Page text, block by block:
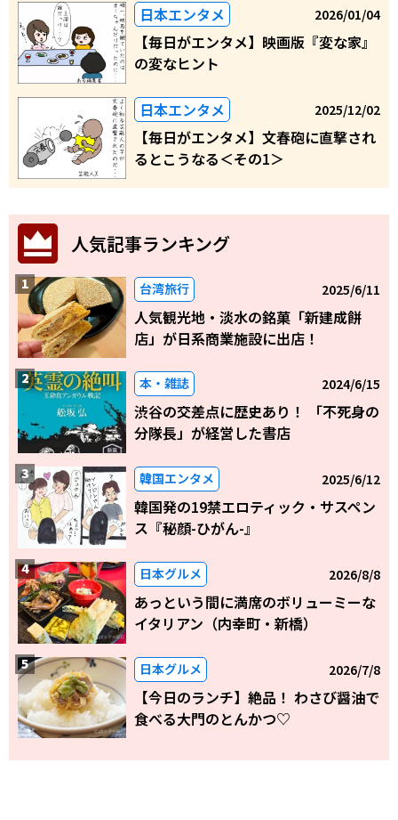
日本エンタメ 2026/01/04
【毎日がエンタメ】映画版『変な家』
の変なヒント
日本エンタメ 2025/12/02
【毎日がエンタメ】文春砲に直撃され
るとこうなる＜その1＞
人気記事ランキング
台湾旅行 2025/6/11
人気観光地・淡水の銘菓「新建成餅
店」が日系商業施設に出店！
本・雑誌 2024/6/15
渋谷の交差点に歴史あり！ 「不死身の
分隊長」が経営した書店
韓国エンタメ 2025/6/12
韓国発の19禁エロティック・サスペン
ス『秘顔-ひがん-』
日本グルメ 2026/8/8
あっという間に満席のボリューミーな
イタリアン（内幸町・新橋）
日本グルメ 2026/7/8
【今日のランチ】絶品！ わさび醤油で
食べる大門のとんかつ♡